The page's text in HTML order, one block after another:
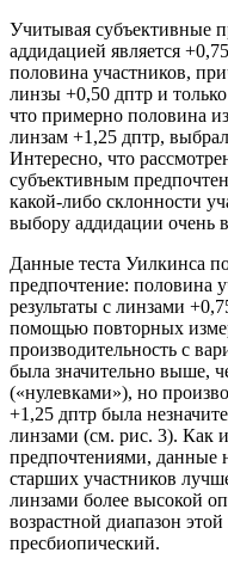
Учитывая субъективные
аддидацией является
половина участников,
линзы +0,50 дптр и
что примерно половина
линзам +1,25 дптр,
Интересно, что
субъективным
какой-либо склонности
выбору аддидации очень
Данные теста Уилкинса
предпочтение: половина
результаты с линзами
помощью повторных
производительность с
была значительно выше,
(«нулевками»), но
+1,25 дптр была
линзами (см. рис. 3). Как
предпочтениями, данные
старших участников
линзами более высокой
возрастной диапазон
пресбиопический.